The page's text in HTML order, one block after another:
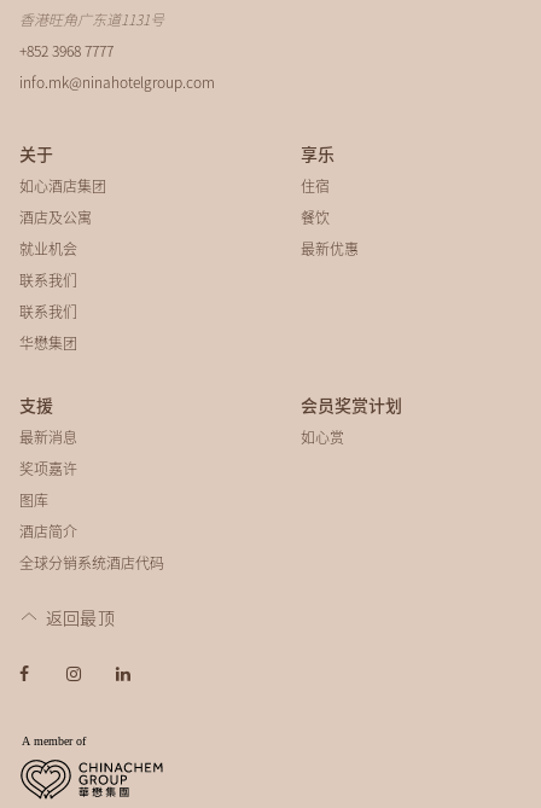
香港旺角广东道1131号
+852 3968 7777
info.mk@ninahotelgroup.com
关于
如心酒店集团
酒店及公寓
就业机会
联系我们
联系我们
华懋集团
享乐
住宿
餐饮
最新优惠
支援
最新消息
奖项嘉许
图库
酒店简介
全球分销系统酒店代码
会员奖赏计划
如心赏
返回最顶